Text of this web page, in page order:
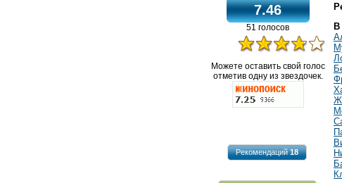
7.46
51 голосов
Можете оставить свой голос
отметив одну из звездочек.
Рекомендаций18
В